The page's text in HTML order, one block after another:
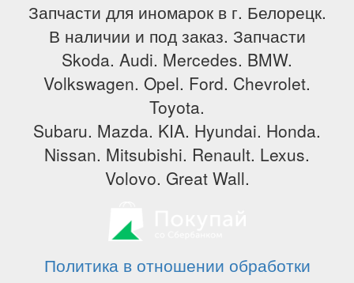
Запчасти для иномарок в г. Белорецк.
В наличии и под заказ. Запчасти
Skoda. Audi. Mercedes. BMW.
Volkswagen. Opel. Ford. Chevrolet.
Toyota.
Subaru. Mazda. KIA. Hyundai. Honda.
Nissan. Mitsubishi. Renault. Lexus.
Volovo. Great Wall.
Политика в отношении обработки